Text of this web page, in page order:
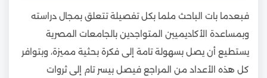
فبعدما بات الباحث ملما بكل تفصيلة تتعلق بمجال دراسته
وبمساعدة الأكاديميين المتواجدين بالجامعات المصرية
يستطيع أن يصل بسهولة تامة إلى فكرة بحثية مميزة، وبتوافر
كل هذه الأعداد من المراجع فيصل بيسر تام إلى ثروات